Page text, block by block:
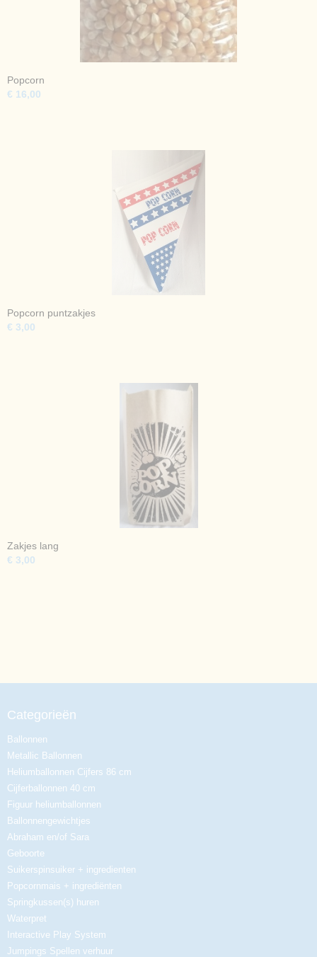
Popcorn
€ 16,00
Popcorn puntzakjes
€ 3,00
Zakjes lang
€ 3,00
Categorieën
Ballonnen
Metallic Ballonnen
Heliumballonnen Cijfers 86 cm
Cijferballonnen 40 cm
Figuur heliumballonnen
Ballonnengewichtjes
Abraham en/of Sara
Geboorte
Suikerspinsuiker + ingredienten
Popcornmais + ingrediënten
Springkussen(s) huren
Waterpret
Interactive Play System
Jumpings Spellen verhuur